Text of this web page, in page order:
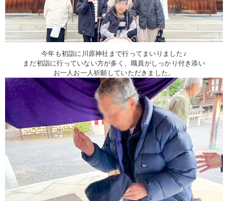
今年も初詣に川原神社まで行ってまいりました♪
まだ初詣に行っていない方が多く、職員がしっかり付き添い
お一人お一人祈願していただきました。